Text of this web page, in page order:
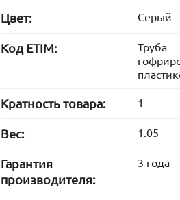
Цвет: Серый
Код ETIM:
Труба
Кратность товара: 1
Вес: 1.05
Гарантия
производителя:
3 года